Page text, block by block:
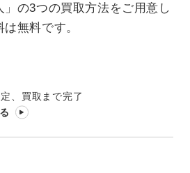
」の3つの買取方法をご用意し
無料です。
、買取まで完了